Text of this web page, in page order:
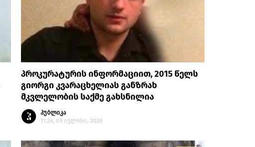
პროკურატურის ინფორმაციით, 2015 წელს
გიორგი კვარაცხელიას განზრახ
მკვლელობის საქმე გახსნილია
პუბლიკა
11:24, 09 ივლისი, 2026